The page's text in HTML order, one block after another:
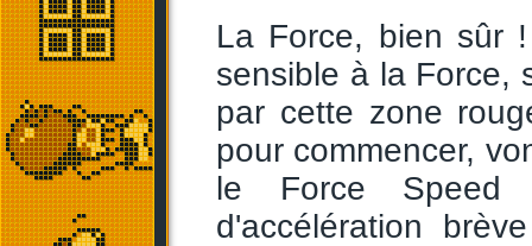
La Force, bien sûr
sensible à la Force,
par cette zone
pour commencer,
le Force Speed
d'accélération